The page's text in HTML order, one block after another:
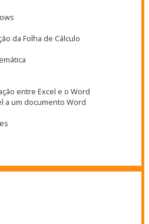
da Folha de Cálculo
entre Excel e o Word
a um documento Word